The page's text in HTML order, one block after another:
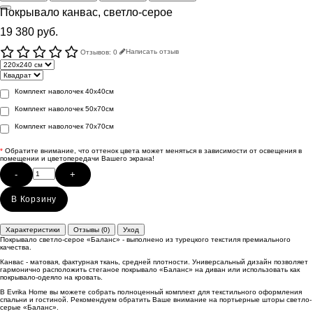
Покрывало канвас, светло-серое
19 380 руб.
Отзывов: 0 Написать отзыв
Комплект наволочек 40х40см
Комплект наволочек 50х70см
Комплект наволочек 70х70см
* Обратите внимание, что оттенок цвета может меняться в зависимости от освещения в
помещении и цветопередачи Вашего экрана!
- +
В Корзину
Характеристики Отзывы (0)
Уход
Покрывало светло-серое «Баланс» - выполнено из турецкого текстиля премиального
качества.
Канвас - матовая, фактурная ткань, средней плотности. Универсальный дизайн позволяет
гармонично расположить стеганое покрывало «Баланс» на диван или использовать как
покрывало-одеяло на кровать.
В Evrika Home вы можете собрать полноценный комплект для текстильного оформления
спальни и гостиной. Рекомендуем обратить Ваше внимание на портьерные шторы светло-
серые «Баланс».